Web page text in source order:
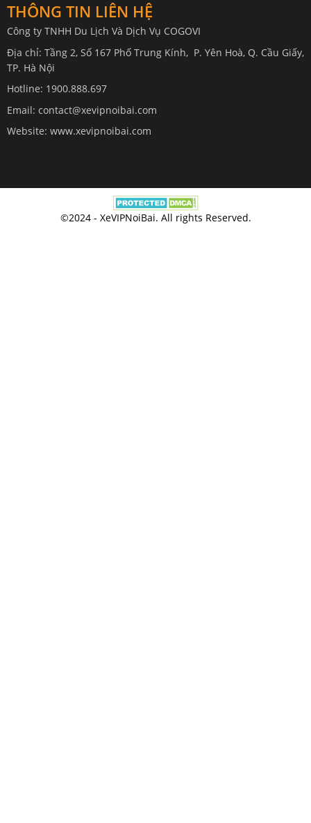
THÔNG TIN LIÊN HỆ
Công ty TNHH Du Lịch Và Dịch Vụ COGOVI
Địa chỉ: Tầng 2, Số 167 Phố Trung Kính, P. Yên Hoà, Q. Cầu Giấy,
TP. Hà Nội
Hotline: 1900.888.697
Email: contact@xevipnoibai.com
Website: www.xevipnoibai.com
©2024 - XeVIPNoiBai. All rights Reserved.